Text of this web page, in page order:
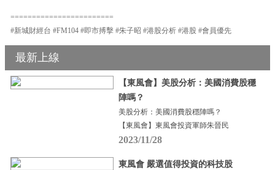
========================
#新城財經台 #FM104 #即市搏擊 #朱子昭 #港股分析 #港股 #會員優先
最新上線
【東風會】美股分析：美國消費股穩
陣嗎？
美股分析：美國消費股穩陣嗎？
【東風會】東風會投資軍師朱晉民
2023/11/28
東風會 嚴選值得投資的科技股